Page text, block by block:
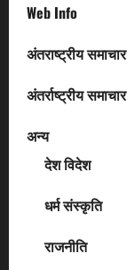
Web Info
अंतराष्ट्रीय समाचार
अंतर्राष्ट्रीय समाचार
अन्य
देश विदेश
धर्म संस्कृति
राजनीति